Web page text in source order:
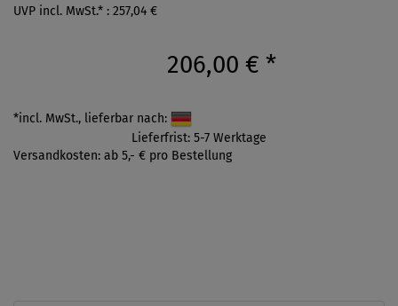
UVP incl. MwSt.* : 257,04 €
206,00 € *
*incl. MwSt., lieferbar nach:
Lieferfrist: 5-7 Werktage
Versandkosten: ab 5,- € pro Bestellung